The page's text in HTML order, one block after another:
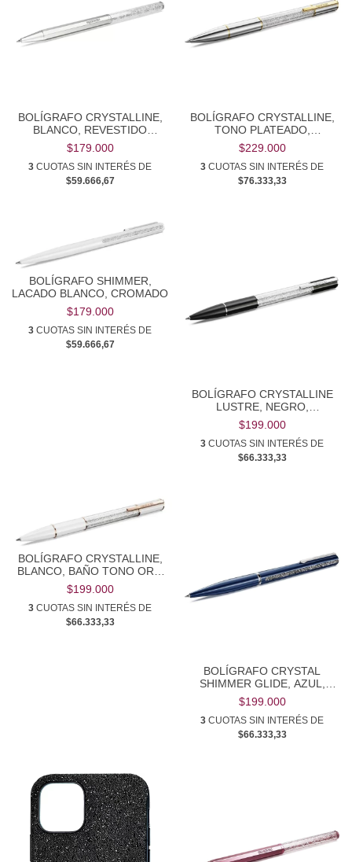
BOLÍGRAFO CRYSTALLINE,
BLANCO, REVESTIDO
BLANCO
$179.000
3 CUOTAS SIN INTERÉS DE
$59.666,67
BOLÍGRAFO CRYSTALLINE,
TONO PLATEADO,
COMBINACIÓN DE RODIO
$229.000
3 CUOTAS SIN INTERÉS DE
$76.333,33
BOLÍGRAFO SHIMMER,
LACADO BLANCO, CROMADO
$179.000
3 CUOTAS SIN INTERÉS DE
$59.666,67
BOLÍGRAFO CRYSTALLINE
LUSTRE, NEGRO,
RECUBRIMIENTO EN BAÑO
DE RODIO
$199.000
3 CUOTAS SIN INTERÉS DE
$66.333,33
BOLÍGRAFO CRYSTALLINE,
BLANCO, BAÑO TONO ORO
ROSA
$199.000
3 CUOTAS SIN INTERÉS DE
$66.333,33
BOLÍGRAFO CRYSTAL
SHIMMER GLIDE, AZUL,
LACADO AZUL, CROMADO
$199.000
3 CUOTAS SIN INTERÉS DE
$66.333,33